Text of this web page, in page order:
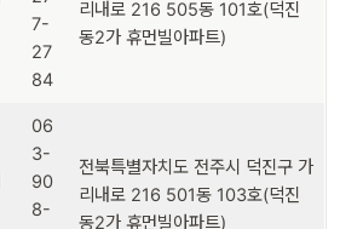
7-
27
84
리내로 216 505동 101호(덕진
동2가 휴먼빌아파트)
06
3-
90
8-
전북특별자치도 전주시 덕진구 가
리내로 216 501동 103호(덕진
동2가 휴먼빌아파트)